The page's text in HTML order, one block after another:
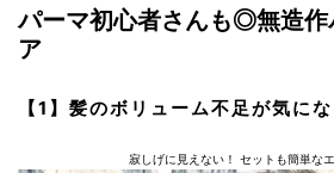
パーマ初心者さんも◎無造作
ア
【1】髪のボリューム不足が気に
寂しげに見えない！ セットも簡単な